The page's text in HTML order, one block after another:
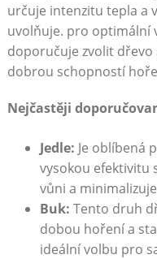
určuje intenzitu tepla a
uvolňuje. pro optimální
doporučuje zvolit dřevo
dobrou schopností
Nejčastěji
Jedle: Je oblíbená
vysokou efektivitu
vůni a
Buk: Tento druh
dobou hoření a
ideální volbu pro